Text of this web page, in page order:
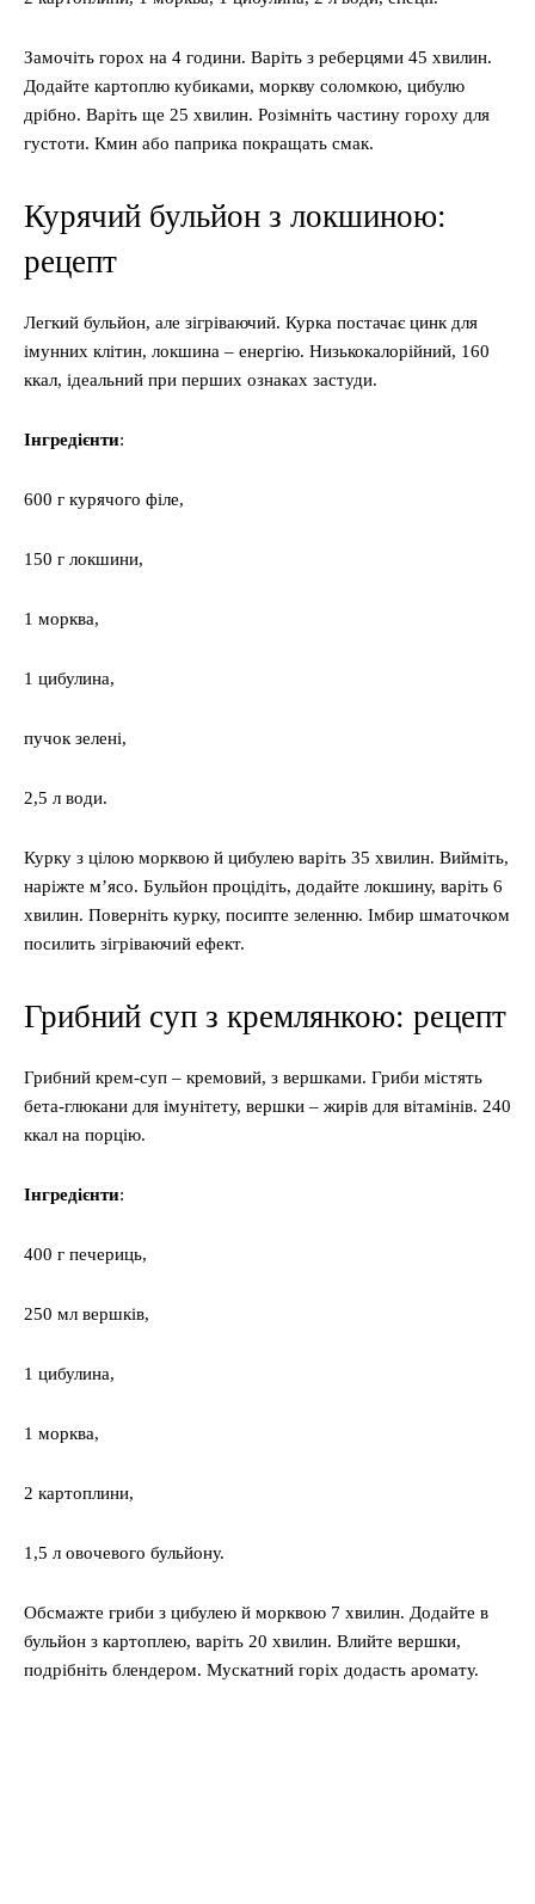
Замочіть горох на 4 години. Варіть з реберцями 45 хвилин.
Додайте картоплю кубиками, моркву соломкою, цибулю
дрібно. Варіть ще 25 хвилин. Розімніть частину гороху для
густоти. Кмин або паприка покращать смак.
Курячий бульйон з локшиною:
рецепт
Легкий бульйон, але зігріваючий. Курка постачає цинк для
імунних клітин, локшина – енергію. Низькокалорійний, 160
ккал, ідеальний при перших ознаках застуди.
Інгредієнти:
600 г курячого філе,
150 г локшини,
1 морква,
1 цибулина,
пучок зелені,
2,5 л води.
Курку з цілою морквою й цибулею варіть 35 хвилин. Вийміть,
наріжте м’ясо. Бульйон процідіть, додайте локшину, варіть 6
хвилин. Поверніть курку, посипте зеленню. Імбир шматочком
посилить зігріваючий ефект.
Грибний суп з кремлянкою: рецепт
Грибний крем-суп – кремовий, з вершками. Гриби містять
бета-глюкани для імунітету, вершки – жирів для вітамінів. 240
ккал на порцію.
Інгредієнти:
400 г печериць,
250 мл вершків,
1 цибулина,
1 морква,
2 картоплини,
1,5 л овочевого бульйону.
Обсмажте гриби з цибулею й морквою 7 хвилин. Додайте в
бульйон з картоплею, варіть 20 хвилин. Влийте вершки,
подрібніть блендером. Мускатний горіх додасть аромату.